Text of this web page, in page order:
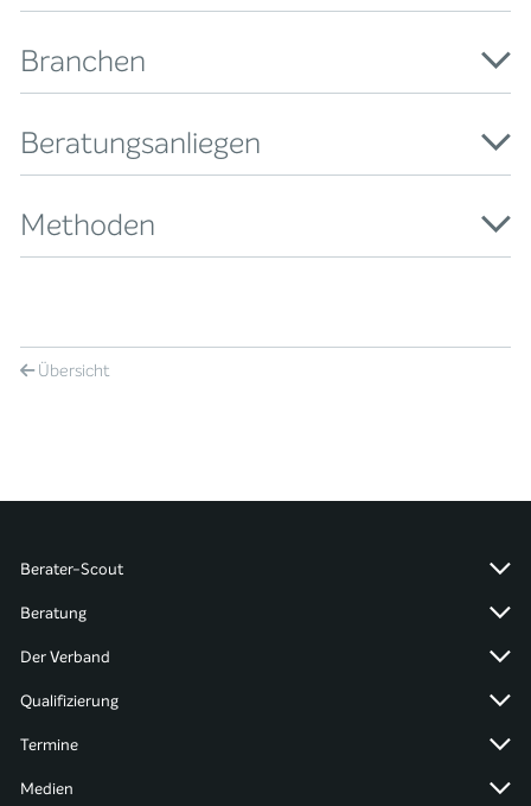
Branchen
Beratungsanliegen
Methoden
Übersicht
Berater-Scout
Beratung
Der Verband
Qualifizierung
Termine
Medien